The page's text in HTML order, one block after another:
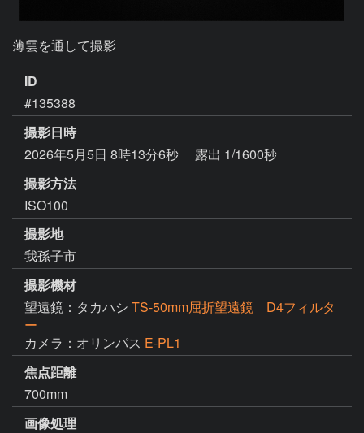
薄雲を通して撮影
ID
#135388
撮影日時
2026年5月5日 8時13分6秒
露出 1/1600秒
撮影方法
ISO100
撮影地
我孫子市
撮影機材
望遠鏡：タカハシ TS-50mm屈折望遠鏡 D4フィルタ
ー
カメラ：オリンパス E-PL1
焦点距離
700mm
画像処理